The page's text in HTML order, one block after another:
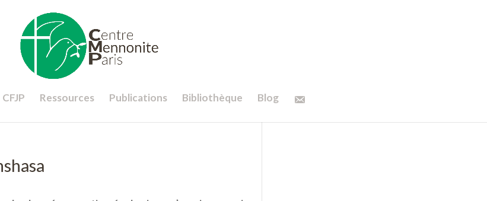
CFJP Ressources Publications Bibliothèque Blog